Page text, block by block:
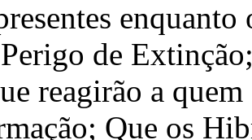
de
reagirão a
Que os